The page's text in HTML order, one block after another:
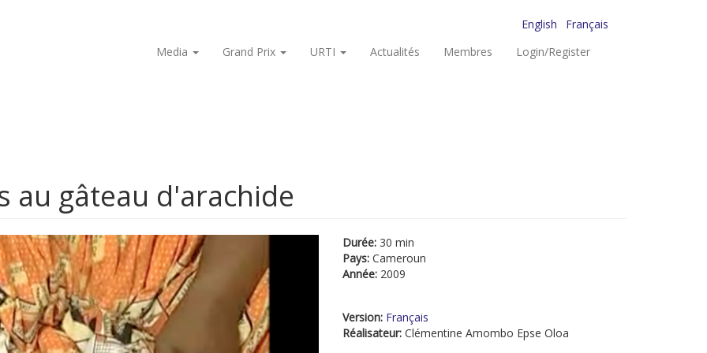
English
Français
Media
Grand Prix URTI Actualités Membres Login/Register
au gâteau d'arachide
Durée: 30 min
Pays: Cameroun
Année: 2009
Version: Français
Réalisateur: Clémentine Amombo Epse Oloa